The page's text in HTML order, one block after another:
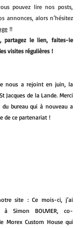
pouvez lire nos posts,
annonces, alors n’hésitez
!!
partagez le lien, faites-le
visites régulières !
nous a rejoint en juin, la
Jacques de la Lande. Merci
bureau qui à nouveau a
de ce partenariat !
site : Ce mois-ci, j’ai
Simon BOUVIER, co-
Morex Custom House qui